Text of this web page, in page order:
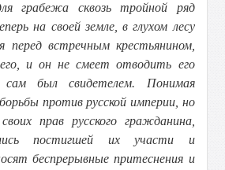
грабежа сквозь тройной ряд
на своей земле, в глухом лесу
перед встречным крестьянином,
и он не смеет отводить его
был свидетелем. Понимая
борьбы против русской империи, но
прав русского гражданина,
постигшей их участи и
беспрерывные притеснения и